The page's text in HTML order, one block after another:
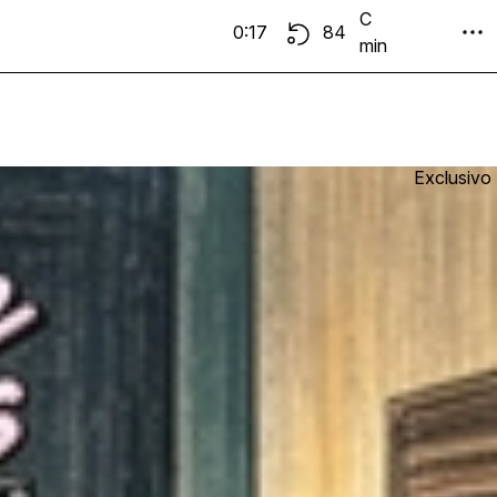
0:17 84
C
min
Exclusivo